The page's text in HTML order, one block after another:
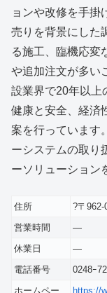
ョンや改修を手掛
売りを背景にした
る施工、臨機応変
や追加注文が多い
設業界で20年以上
健康と安全、経済
案を行っています
ーシステムの取り
ーソリューション
住所 ?〒962-
営業時間
―
休業日
―
電話番号
0248ｰ
ホームペー
https://